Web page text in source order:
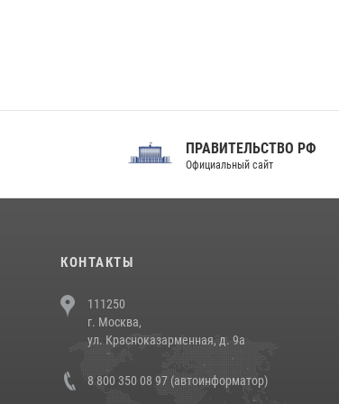
ПРАВИТЕЛЬСТВО РФ
Официальный сайт
КОНТАКТЫ
111250
г. Москва,
ул. Красноказарменная, д. 9а
8 800 350 08 97 (автоинформатор)